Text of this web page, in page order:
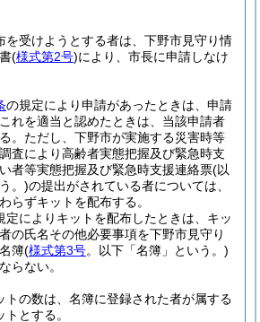
を受けようとする者は、下野市見守り情
(様式第2号)により、市長に申請しなけ
の規定により申請があったときは、申請
れを適当と認めたときは、当該申請者
。 ただし、下野市が実施する災害時等
査により高齢者実態把握及び緊急時支
者等実態把握及び緊急時支援連絡票(以
。)の提出がされている者については、
らずキットを配布する。
定によりキットを配布したときは、キッ
の氏名その他必要事項を下野市見守り
簿(様式第3号。以下「名簿」という。)
らない。
トの数は、名簿に登録された者が属する
とする。